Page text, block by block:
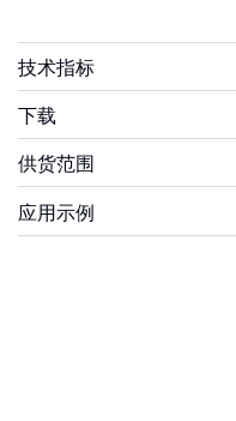
技术指标
下载
供货范围
应用示例